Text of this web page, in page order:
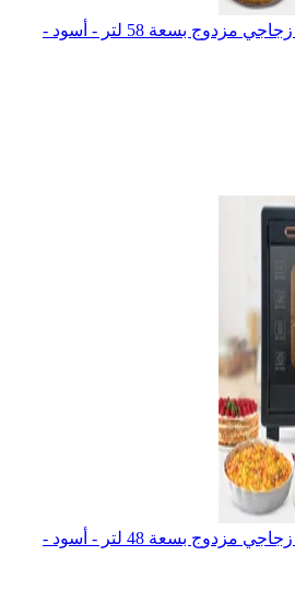
بالسون فرن كهربائي بباب زجاجي مزدوج بسعة 58 لتر - أسود -
بالسون فرن كهربائي بباب زجاجي مزدوج بسعة 48 لتر - أسود -